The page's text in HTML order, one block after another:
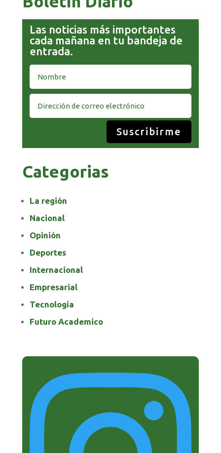
Las noticias más importantes
cada mañana en tu bandeja de
entrada.
Suscribirme
Categorias
La región
Nacional
Opinión
Deportes
Internacional
Empresarial
Tecnología
Futuro Academico